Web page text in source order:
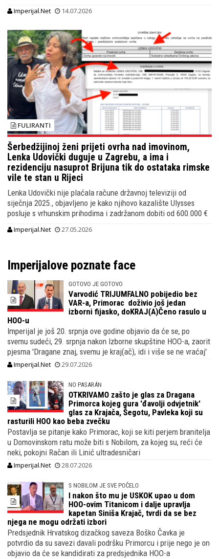
Imperijal.Net 14.07.2026
FULIRANTI
Šerbedžijinoj ženi prijeti ovrha nad imovinom,
Lenka Udovički duguje u Zagrebu, a ima i
rezidenciju nasuprot Brijuna tik do ostataka rimske
vile te stan u Rijeci
Lenka Udovički nije plaćala račune državnoj televiziji od
siječnja 2025., objavljeno je kako njihovo kazalište Ulysses
posluje s vrhunskim prihodima i zadržanom dobiti od 600.000 €
Imperijal.Net 27.05.2026
Imperijalove poznate face
GOTOVO JE GOTOVO
Varvodić TRIJUMFALNO pobijedio bez
VAR-a, Primorac doživio još jedan
izborni fijasko, doKRAJ(A)Čeno rasulo u
HOO-u
Imperijal je još 20. srpnja ove godine objavio da će se, po
svemu sudeći, 29. srpnja nakon Izborne skupštine HOO-a, zaorit
pjesma 'Dragane znaj, svemu je kraj(ač), idi i više se ne vraćaj'
Imperijal.Net 29.07.2026
NO PASARÁN
OTKRIVAMO zašto je glas za Dragana
Primorca kojeg gura 'đavolji odvjetnik'
glas za Krajača, Šegotu, Pavleka koji su
rasturili HOO kao beba zvečku
Postavlja se pitanje kako Primorac, koji se kiti perjem branitelja
u Domovinskom ratu može biti s Nobilom, za kojeg su, reći će
neki, pokojni Račan ili Linić ultradesničari
Imperijal.Net 28.07.2026
S NOBILOM JE SVE POČELO
I nakon što mu je USKOK upao u dom
HOO-ovim Titanicom i dalje upravlja
kapetan Siniša Krajač, tvrdi da se bez
njega ne mogu održati izbori
Predsjednik Hrvatskog dizačkog saveza Boško Čavka je
potvrdio da su savezi davali podršku Primorcu i prije nego je on
objavio da će se kandidirati za predsjednika HOO-a